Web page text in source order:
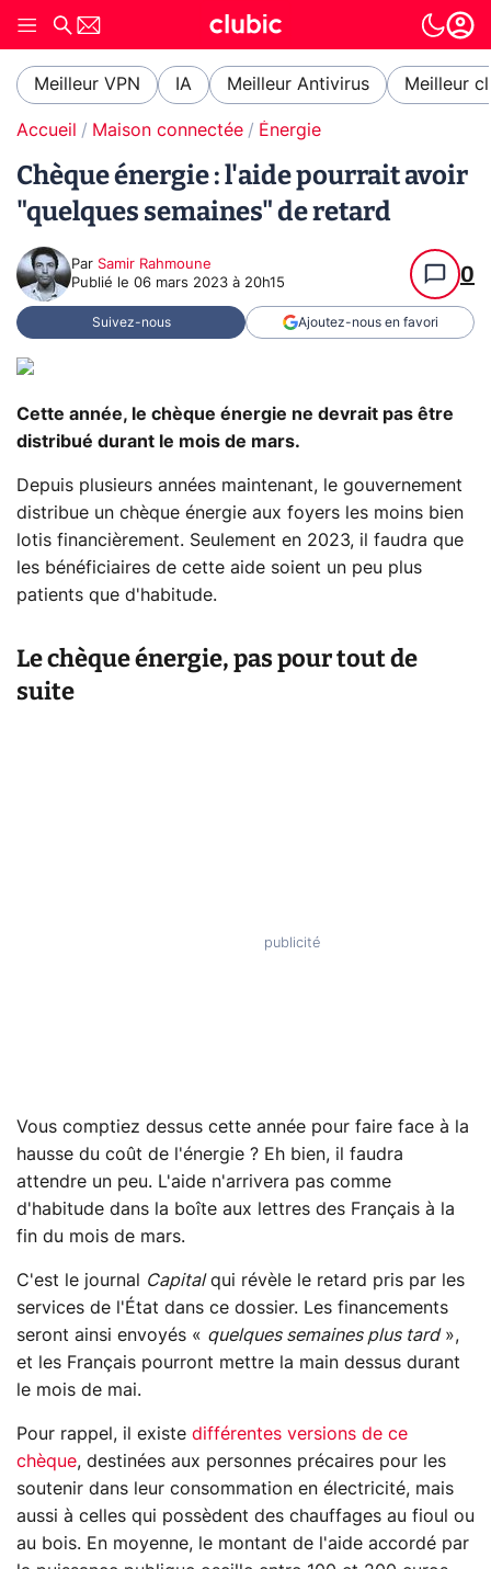
Meilleur VPN IA Meilleur Antivirus Meilleur
Accueil Maison connectée Énergie
Chèque énergie : l'aide pourrait avoir
"quelques semaines" de retard
Par Samir Rahmoune
Publié le 06 mars 2023 à 20h15 0
Suivez-nous Ajoutez-nous en favori
Cette année, le chèque énergie ne devrait pas être
distribué durant le mois de mars.
Depuis plusieurs années maintenant, le gouvernement
distribue un chèque énergie aux foyers les moins bien
lotis financièrement. Seulement en 2023, il faudra que
les bénéficiaires de cette aide soient un peu plus
patients que d'habitude.
Le chèque énergie, pas pour tout de
suite
Vous comptiez dessus cette année pour faire face à la
hausse du coût de l'énergie ? Eh bien, il faudra
attendre un peu. L'aide n'arrivera pas comme
d'habitude dans la boîte aux lettres des Français à la
fin du mois de mars.
C'est le journal Capitalqui révèle le retard pris par les
services de l'État dans ce dossier. Les financements
seront ainsi envoyés « quelques semaines plus tard»,
et les Français pourront mettre la main dessus durant
le mois de mai.
Pour rappel, il existe différentes versions de ce
chèque, destinées aux personnes précaires pour les
soutenir dans leur consommation en électricité, mais
aussi à celles qui possèdent des chauffages au fioul ou
au bois. En moyenne, le montant de l'aide accordé par